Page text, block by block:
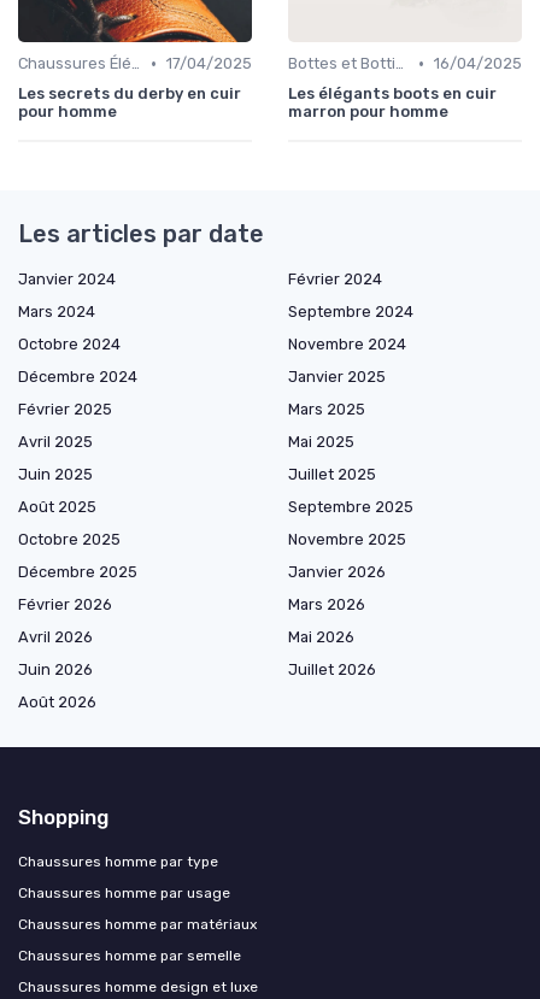
Chaussures Élégantes et de Cérémonie • 17/04/2025
Les secrets du derby en cuir
pour homme
Bottes et Bottines • 16/04/2025
Les élégants boots en cuir
marron pour homme
Les articles par date
Janvier 2024
Février 2024
Mars 2024
Septembre 2024
Octobre 2024
Novembre 2024
Décembre 2024
Janvier 2025
Février 2025
Mars 2025
Avril 2025
Mai 2025
Juin 2025
Juillet 2025
Août 2025
Septembre 2025
Octobre 2025
Novembre 2025
Décembre 2025
Janvier 2026
Février 2026
Mars 2026
Avril 2026
Mai 2026
Juin 2026
Juillet 2026
Août 2026
Shopping
Chaussures homme par type
Chaussures homme par usage
Chaussures homme par matériaux
Chaussures homme par semelle
Chaussures homme design et luxe